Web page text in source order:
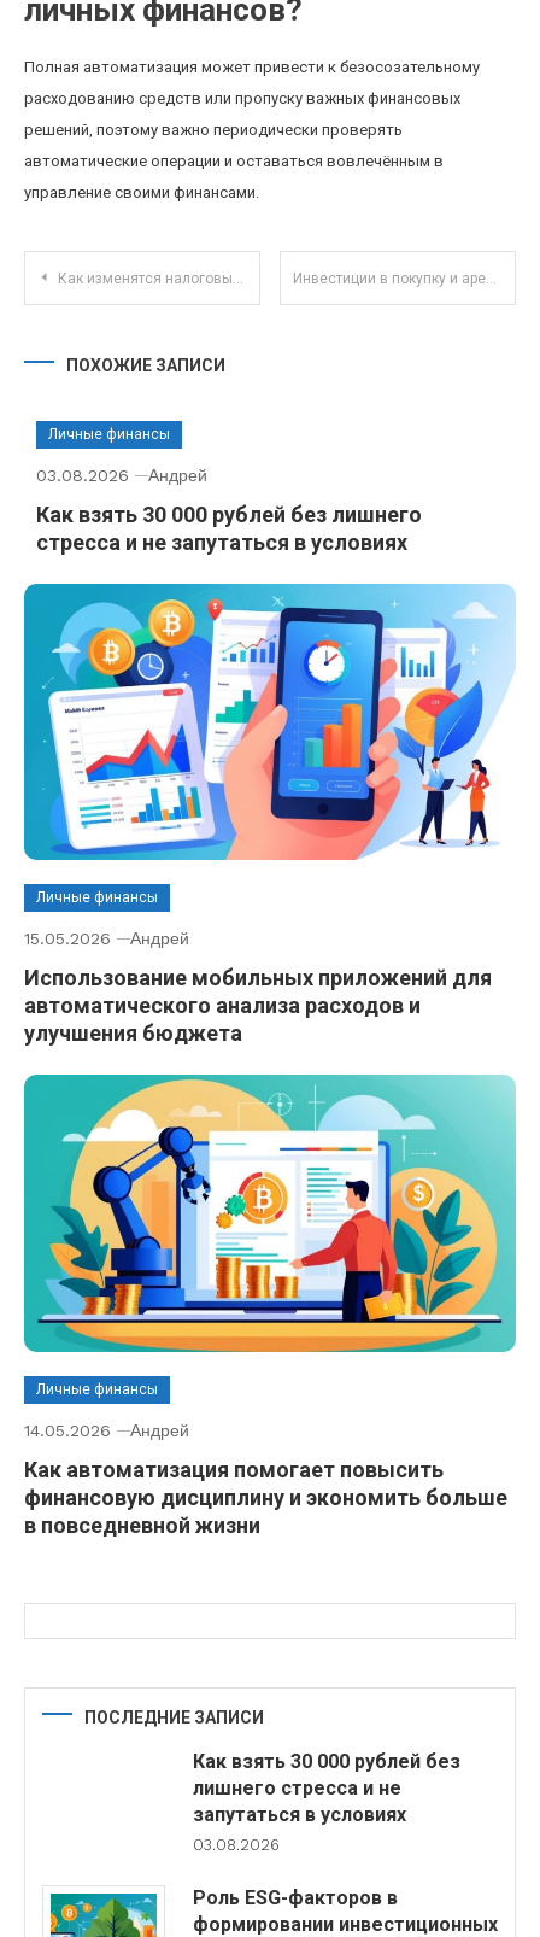
личных финансов?
Полная автоматизация может привести к безосозательному
расходованию средств или пропуску важных финансовых
решений, поэтому важно периодически проверять
автоматические операции и оставаться вовлечённым в
управление своими финансами.
Навигация по записям
Как изменятся налоговые обязательства для фрилансеров после введения цифровых кассиров в 2025 году Инвестиции в покупку и аренду фермерских земель: реально ли заработать на агробизнесе
ПОХОЖИЕ ЗАПИСИ
Личные финансы
03.08.2026 Андрей
Как взять 30 000 рублей без лишнего
стресса и не запутаться в условиях
Личные финансы
15.05.2026 Андрей
Использование мобильных приложений для
автоматического анализа расходов и
улучшения бюджета
Личные финансы
14.05.2026 Андрей
Как автоматизация помогает повысить
финансовую дисциплину и экономить больше
в повседневной жизни
ПОСЛЕДНИЕ ЗАПИСИ
Как взять 30 000 рублей без
лишнего стресса и не
запутаться в условиях
03.08.2026
Роль ESG-факторов в
формировании инвестиционных